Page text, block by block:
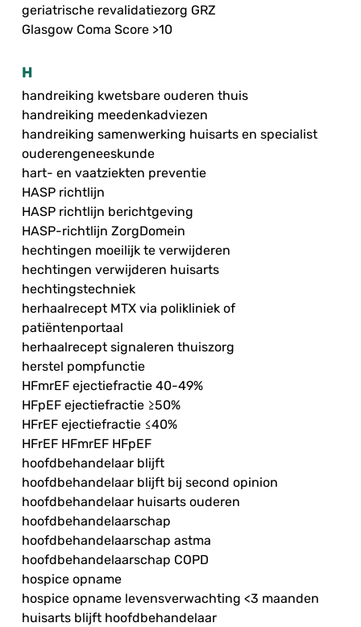
geriatrische revalidatiezorg GRZ
Glasgow Coma Score >10
H
handreiking kwetsbare ouderen thuis
handreiking meedenkadviezen
handreiking samenwerking huisarts en specialist
ouderengeneeskunde
hart- en vaatziekten preventie
HASP richtlijn
HASP richtlijn berichtgeving
HASP-richtlijn ZorgDomein
hechtingen moeilijk te verwijderen
hechtingen verwijderen huisarts
hechtingstechniek
herhaalrecept MTX via polikliniek of
patiëntenportaal
herhaalrecept signaleren thuiszorg
herstel pompfunctie
HFmrEF ejectiefractie 40-49%
HFpEF ejectiefractie ≥50%
HFrEF ejectiefractie ≤40%
HFrEF HFmrEF HFpEF
hoofdbehandelaar blijft
hoofdbehandelaar blijft bij second opinion
hoofdbehandelaar huisarts ouderen
hoofdbehandelaarschap
hoofdbehandelaarschap astma
hoofdbehandelaarschap COPD
hospice opname
hospice opname levensverwachting <3 maanden
huisarts blijft hoofdbehandelaar